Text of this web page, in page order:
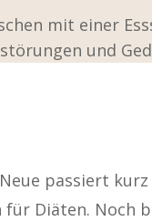
mit einer
und
Neue passiert
für Diäten. Noch